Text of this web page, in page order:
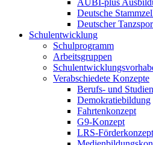
AUBI-plus
Deutsche
Deutscher
Schulentwicklung
Schulprogramm
Arbeitsgruppen
Verabschiedete Konzepte
Berufs- und
Demokratiebildung
Fahrtenkonzept
G9-Konzept
LRS-Förderkonzept